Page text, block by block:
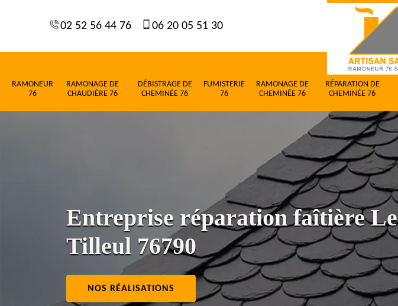
02 52 56 44 76 06 20 05 51 30
RAMONEUR
76
RAMONAGE DE
CHAUDIÈRE 76
DÉBISTRAGE DE
CHEMINÉE 76
FUMISTERIE
76
RAMONAGE DE
CHEMINÉE 76
RÉPARATION DE
CHEMINÉE 76
Entreprise réparation faîtière Le
Tilleul 76790
NOS RÉALISATIONS